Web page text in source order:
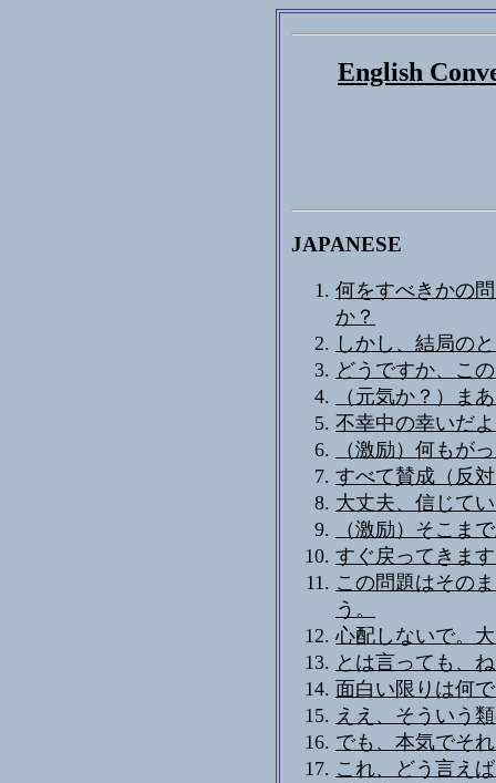
English
JAPANESE
何をすべきかの
か？
しかし、結局の
どうですか、こ
（元気か？）ま
不幸中の幸いだ
（激励）何もが
すべて賛成（反
大丈夫、信じて
（激励）そこま
すぐ戻ってきま
この問題はその
う。
心配しないで。
とは言っても、
面白い限りは何
ええ、そういう
でも、本気でそ
これ、どう言え